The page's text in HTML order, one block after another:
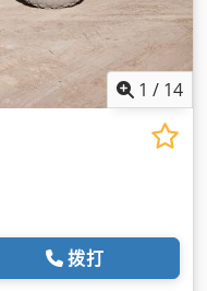
1 / 14
拨打